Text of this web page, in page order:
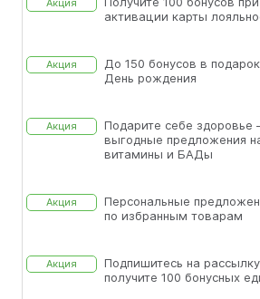
Акция
активации карты
Акция
До 150 бонусов в
День рождения
Акция
Подарите себе здоровье
выгодные предложения
витамины и БАДы
Акция
Персональные
по избранным товарам
Акция
Подпишитесь на
получите 100 бонусных